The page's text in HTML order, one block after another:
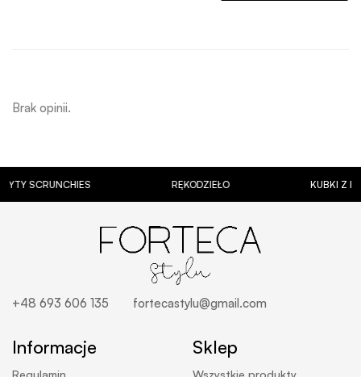
Brak opinii.
RĘKODZIEŁO KUBKI Z
+48 693 606 135 fortecastylu@gmail.com
Informacje
Regulamin
Sklep
Wszystkie produkty